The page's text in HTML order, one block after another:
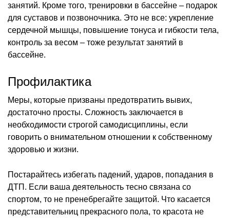
занятий. Кроме того, тренировки в бассейне – подарок
для суставов и позвоночника. Это не все: укрепление
сердечной мышцы, повышение тонуса и гибкости тела,
контроль за весом – тоже результат занятий в
бассейне.
Профилактика
Меры, которые призваны предотвратить вывих,
достаточно просты. Сложность заключается в
необходимости строгой самодисциплины, если
говорить о внимательном отношении к собственному
здоровью и жизни.
Постарайтесь избегать падений, ударов, попадания в
ДТП. Если ваша деятельность тесно связана со
спортом, то не пренебрегайте защитой. Что касается
представительниц прекрасного пола, то красота не